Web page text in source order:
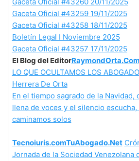
Gaceta Oficial #43259 19/11/2025
Gaceta Oficial #43258 18/11/2025
Boletín Legal I Noviembre 2025
Gaceta Oficial #43257 17/11/2025
El Blog del EditorRaymondOrta.Com
LO QUE OCULTAMOS LOS
Herrera De Orta
En el tiempo sagrado de la Navidad,
llena de voces y el silencio
caminamos solos
Tecnoiuris.comTuAbogado.Net
Jornada de la Sociedad Venezolana